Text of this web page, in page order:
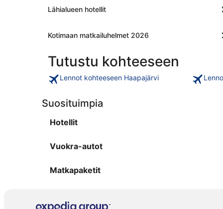
Lähialueen hotellit
Kotimaan matkailuhelmet 2026
Tutustu kohteeseen
Lennot kohteeseen Haapajärvi
Suosituimpia
Hotellit
Vuokra-autot
Matkapaketit